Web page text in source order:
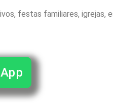
festas familiares, igrejas,